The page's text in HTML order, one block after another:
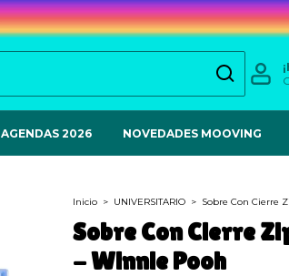
AGENDAS 2026 NOVEDADES MOOVING
Inicio > UNIVERSITARIO > Sobre Con Cierre
Sobre Con Cierre
- Winnie Pooh